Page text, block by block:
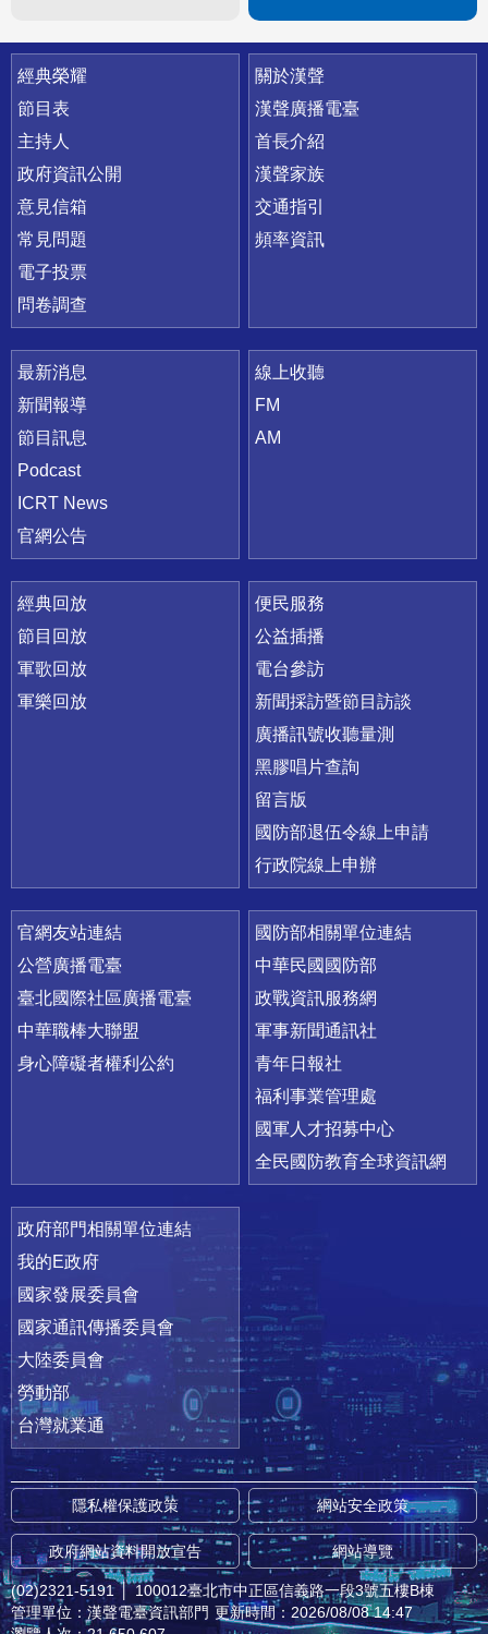
快速連結
經典榮耀
節目表
主持人
政府資訊公開
意見信箱
常見問題
電子投票
問卷調查
關於漢聲
漢聲廣播電臺
首長介紹
漢聲家族
交通指引
頻率資訊
最新消息
新聞報導
節目訊息
Podcast
ICRT News
官網公告
線上收聽
FM
AM
經典回放
節目回放
軍歌回放
軍樂回放
便民服務
公益插播
電台參訪
新聞採訪暨節目訪談
廣播訊號收聽量測
黑膠唱片查詢
留言版
國防部退伍令線上申請
行政院線上申辦
官網友站連結
公營廣播電臺
臺北國際社區廣播電臺
中華職棒大聯盟
身心障礙者權利公約
國防部相關單位連結
中華民國國防部
政戰資訊服務網
軍事新聞通訊社
青年日報社
福利事業管理處
國軍人才招募中心
全民國防教育全球資訊網
政府部門相關單位連結
我的E政府
國家發展委員會
國家通訊傳播委員會
大陸委員會
勞動部
台灣就業通
隱私權保護政策 網站安全政策
政府網站資料開放宣告 網站導覽
(02)2321-5191 │ 100012臺北市中正區信義路一段3號五樓B棟
管理單位：漢聲電臺資訊部門 更新時間：2026/08/08 14:47